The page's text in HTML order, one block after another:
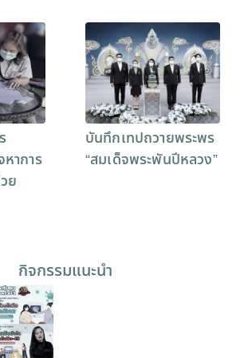
าการ
ย
บันทึกเทปถวายพระพร
“สมเด็จพระพันปีหลวง”
กิจกรรมแนะนำ